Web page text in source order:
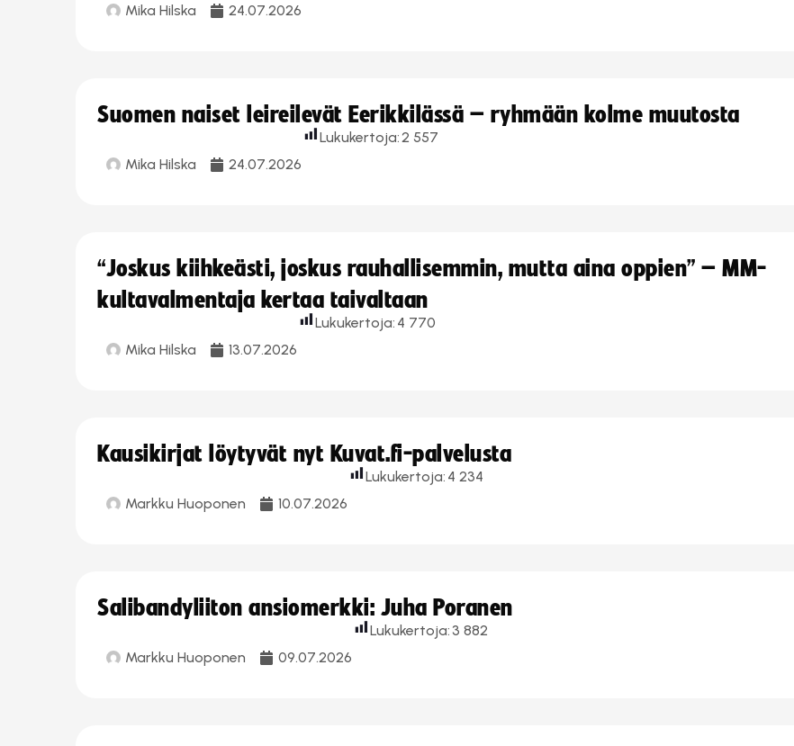
Mika Hilska 24.07.2026
Suomen naiset leireilevät Eerikkilässä – ryhmään kolme muutosta
Mika Hilska 24.07.2026
Lukukertoja:2 557
“Joskus kiihkeästi, joskus rauhallisemmin, mutta aina oppien” – MM-
kultavalmentaja kertaa taivaltaan
Mika Hilska 13.07.2026
Lukukertoja: 4 770
Kausikirjat löytyvät nyt Kuvat.fi-palvelusta
Markku Huoponen 10.07.2026
Lukukertoja: 4 234
Salibandyliiton ansiomerkki: Juha Poranen
Markku Huoponen 09.07.2026
Lukukertoja: 3 882